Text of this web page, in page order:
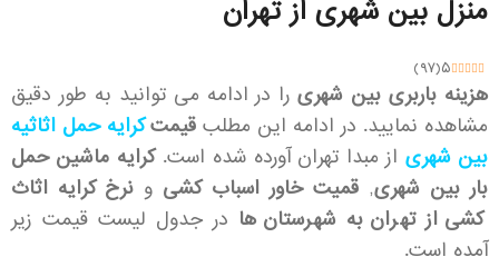
منزل بین شهری از تهران
۵(۹۷)
هزینه باربری بین شهریرا در ادامه می توانید به طور دقیق
مشاهده نمایید. در ادامه این مطلب قیمتکرایه حمل اثاثیه
بین شهری از مبدا تهران آورده شده است.کرایه ماشین حمل
بار بین شهری,قمیت خاور اسباب کشی و نرخ کرایه اثاث
کشی از تهران به شهرستان ها در جدول لیست قیمت زیر
آمده است.